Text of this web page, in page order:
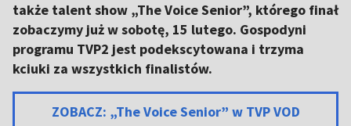
także talent show „The Voice Senior”, którego finał
zobaczymy już w sobotę, 15 lutego. Gospodyni
programu TVP2 jest podekscytowana i trzyma
kciuki za wszystkich finalistów.
ZOBACZ: „The Voice Senior” w TVP VOD